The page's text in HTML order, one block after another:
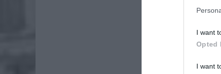
I want
Opted
I want